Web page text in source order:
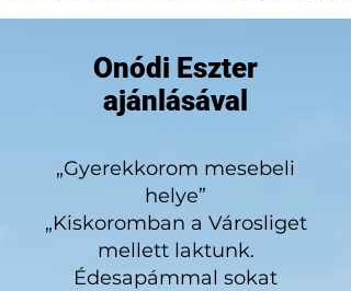
Onódi Eszter
ajánlásával
„Gyerekkorom mesebeli
helye”
„Kiskoromban a Városliget
mellett laktunk.
Édesapámmal sokat